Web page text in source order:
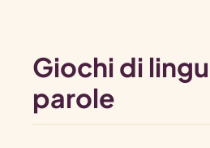
Giochi di
parole